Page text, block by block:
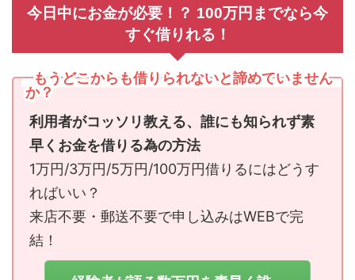
今日中にお金が必要！？ 100万円までなら今
すぐ借りれる！
もうどこからも借りられないと諦めていません
か？
利用者がコッソリ教える、誰にも知られず素
早くお金を借りる為の方法
1万円/3万円/5万円/100万円借りるにはどうす
ればいい？
来店不要・郵送不要で申し込みはWEBで完
結！